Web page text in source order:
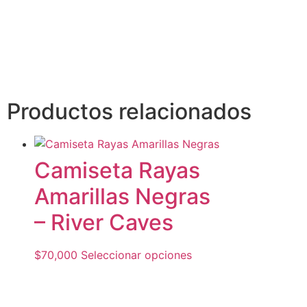
Productos relacionados
Camiseta Rayas
Amarillas Negras
– River Caves
$70,000 Seleccionar opciones